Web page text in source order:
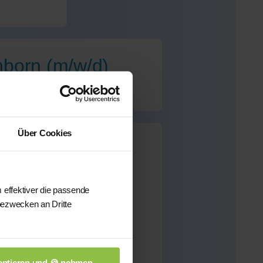
Über Cookies
effektiver die passende
an Dritte
(m/w/d)